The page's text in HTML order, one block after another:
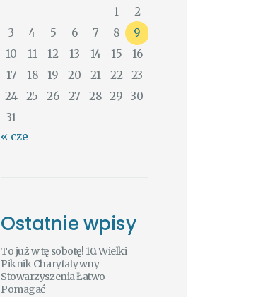
1
2
3
4 5 6 7 8
9
10
11 12 13 14 15
16
17
18 19 20 21 22
23
24
25 26 27 28 29
30
31
« cze
Ostatnie wpisy
To już w tę sobotę! 10. Wielki
Piknik Charytatywny
Stowarzyszenia Łatwo
Pomagać